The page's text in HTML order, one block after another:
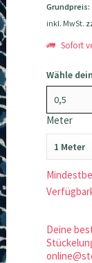
Grundpreis:
inkl. MwSt.
Sofort
Wähle
Meter
1 Meter
Deine